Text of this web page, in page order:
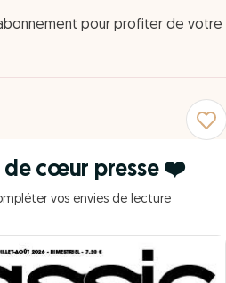
pour profiter de votre
de cœur presse ❤️
vos envies de lecture